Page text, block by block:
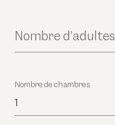
Nombre d’adultes
Nombre de chambres
1